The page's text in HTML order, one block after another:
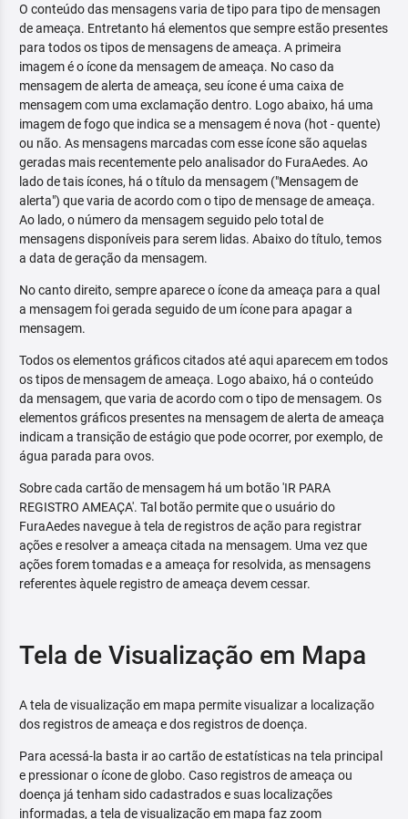
O conteúdo das mensagens varia de tipo para tipo de mensagen
de ameaça. Entretanto há elementos que sempre estão presentes
para todos os tipos de mensagens de ameaça. A primeira
imagem é o ícone da mensagem de ameaça. No caso da
mensagem de alerta de ameaça, seu ícone é uma caixa de
mensagem com uma exclamação dentro. Logo abaixo, há uma
imagem de fogo que indica se a mensagem é nova (hot - quente)
ou não. As mensagens marcadas com esse ícone são aquelas
geradas mais recentemente pelo analisador do FuraAedes. Ao
lado de tais ícones, há o título da mensagem ("Mensagem de
alerta") que varia de acordo com o tipo de mensage de ameaça.
Ao lado, o número da mensagem seguido pelo total de
mensagens disponíveis para serem lidas. Abaixo do título, temos
a data de geração da mensagem.
No canto direito, sempre aparece o ícone da ameaça para a qual
a mensagem foi gerada seguido de um ícone para apagar a
mensagem.
Todos os elementos gráficos citados até aqui aparecem em todos
os tipos de mensagem de ameaça. Logo abaixo, há o conteúdo
da mensagem, que varia de acordo com o tipo de mensagem. Os
elementos gráficos presentes na mensagem de alerta de ameaça
indicam a transição de estágio que pode ocorrer, por exemplo, de
água parada para ovos.
Sobre cada cartão de mensagem há um botão 'IR PARA
REGISTRO AMEAÇA'. Tal botão permite que o usuário do
FuraAedes navegue à tela de registros de ação para registrar
ações e resolver a ameaça citada na mensagem. Uma vez que
ações forem tomadas e a ameaça for resolvida, as mensagens
referentes àquele registro de ameaça devem cessar.
Tela de Visualização em Mapa
A tela de visualização em mapa permite visualizar a localização
dos registros de ameaça e dos registros de doença.
Para acessá-la basta ir ao cartão de estatísticas na tela principal
e pressionar o ícone de globo. Caso registros de ameaça ou
doença já tenham sido cadastrados e suas localizações
informadas, a tela de visualização em mapa faz zoom